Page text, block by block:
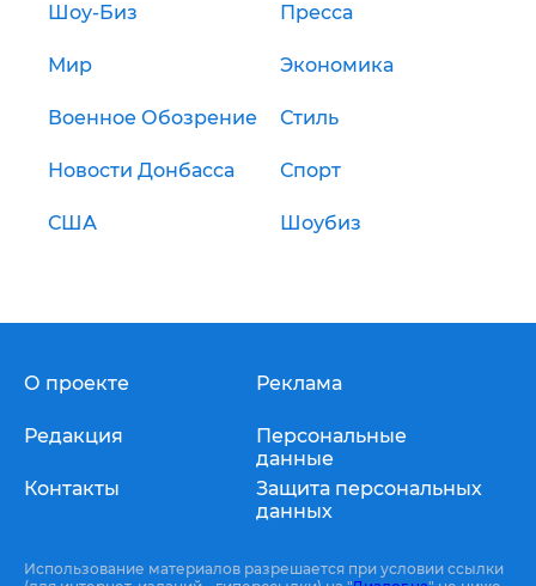
Шоу-Биз Пресса
Мир Экономика
Военное Обозрение Стиль
Новости Донбасса Спорт
США Шоубиз
О проекте
Редакция
Контакты
Реклама
Персональные
данные
Защита персональных
данных
Использование материалов разрешается при условии ссылки